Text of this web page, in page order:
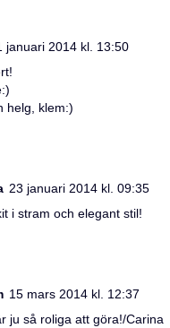
januari 2014 kl. 13:50
helg, klem:)
23 januari 2014 kl. 09:35
i stram och elegant stil!
15 mars 2014 kl. 12:37
ju så roliga att göra!/Carina